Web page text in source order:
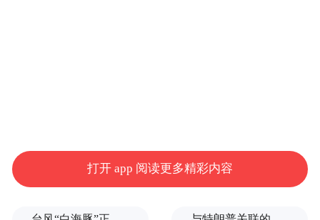
当时买了华发荟天府的业主，获赠的黄金，
打开 app 阅读更多精彩内容